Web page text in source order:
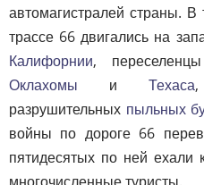
автомагистралей страны.
трассе 66 двигались на
Калифорнии,
Оклахомы и Техаса
разрушительных пыльных
войны по дороге 66
пятидесятых по ней ехали